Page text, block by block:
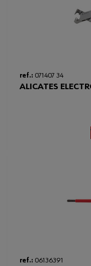
ref.: 071407 34
ALICATES
ref.: 06136391